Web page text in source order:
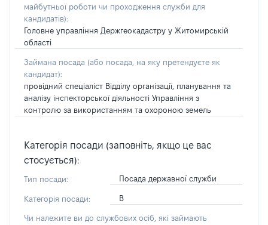
майбутньої роботи чи проходження служби для
кандидатів):
Головне управління Держгеокадастру у Житомирській
області
Займана посада (або посада, на яку претендуєте як
кандидат):
провідний спеціаліст Відділу організації, планування та
аналізу інспекторської діяльності Управління з
контролю за використанням та охороною земель
Категорія посади (заповніть, якщо це вас
стосується):
Тип посади: Посада державної служби
Категорія посади: В
Чи належите ви до службових осіб, які займають